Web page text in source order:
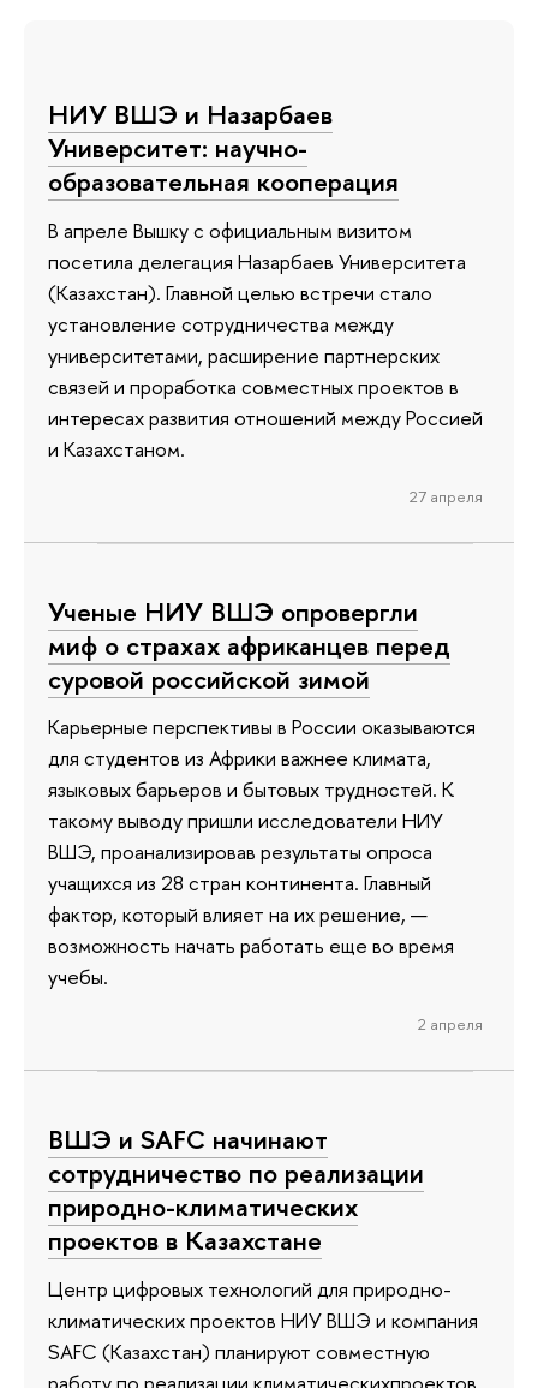
НИУ ВШЭ и Назарбаев
Университет: научно-
образовательная кооперация
В апреле Вышку с официальным визитом
посетила делегация Назарбаев Университета
(Казахстан). Главной целью встречи стало
установление сотрудничества между
университетами, расширение партнерских
связей и проработка совместных проектов в
интересах развития отношений между Россией
и Казахстаном.
27 апреля
Ученые НИУ ВШЭ опровергли
миф о страхах африканцев перед
суровой российской зимой
Карьерные перспективы в России оказываются
для студентов из Африки важнее климата,
языковых барьеров и бытовых трудностей. К
такому выводу пришли исследователи НИУ
ВШЭ, проанализировав результаты опроса
учащихся из 28 стран континента. Главный
фактор, который влияет на их решение, —
возможность начать работать еще во время
учебы.
2 апреля
ВШЭ и SAFC начинают
сотрудничество по реализации
природно-климатических
проектов в Казахстане
Центр цифровых технологий для природно-
климатических проектов НИУ ВШЭ и компания
SAFC (Казахстан) планируют совместную
работу по реализации климатическихпроектов